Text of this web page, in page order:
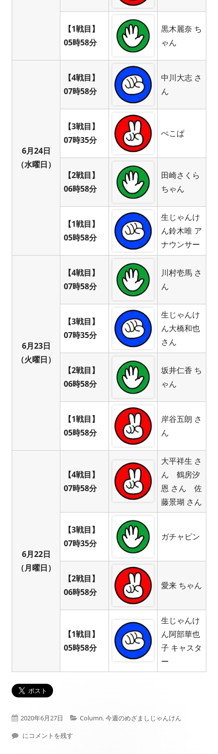
【1戦目】
05時58分
黒木麗奈 ち
ゃん
6月24日
（水曜日）
【4戦目】
07時58分
中川大志 さ
ん
【3戦目】
07時35分
ぺこぱ
【2戦目】
06時58分
田崎さくら
ちゃん
【1戦目】
05時58分
生じゃんけ
ん鈴木唯 ア
ナウンサー
6月23日
（火曜日）
【4戦目】
07時58分
川村壱馬 さ
ん
【3戦目】
07時35分
生じゃんけ
ん大橋和也
さん
【2戦目】
06時58分
坂井仁香 ち
ゃん
【1戦目】
05時58分
岸谷五朗 さ
ん
6月22日
（月曜日）
【4戦目】
07時58分
大平祥生 さ
ん 鶴房汐
恩 さん 佐
藤景瑚 さん
【3戦目】
07時35分
ガチャピン
【2戦目】
06時58分
愛来 ちゃん
【1戦目】
05時58分
生じゃんけ
ん阿部華也
子 キャスタ
ー
公
開
2020年6月27日
カ
Column, 今週のめざましじゃんけん
2020年06月22日週 フジテレビ： めざましじゃんけん 結果
にコメントを残す